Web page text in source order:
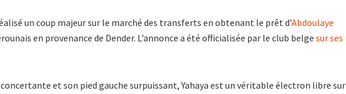
un coup majeur sur le marché des transferts en obtenant le prêt d’Abdoulaye
en provenance de Dender. L’annonce a été officialisée par le club belge sur ses
et son pied gauche surpuissant, Yahaya est un véritable électron libre sur